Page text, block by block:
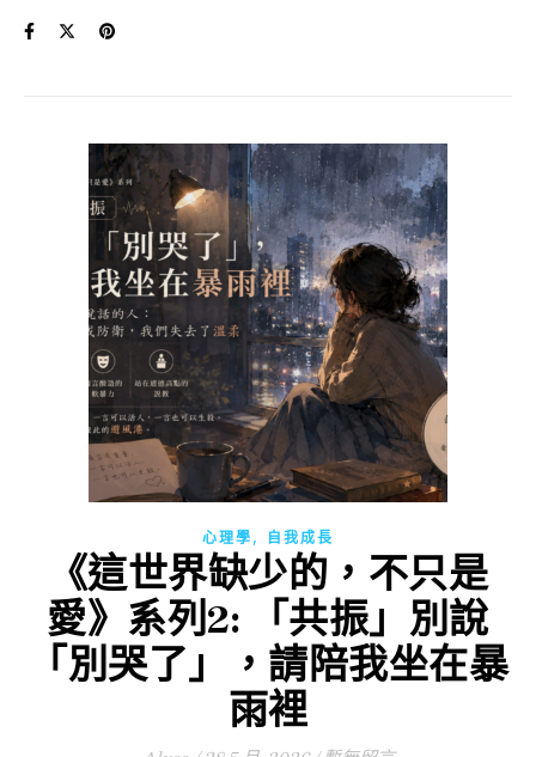
心理學, 自我成長
《這世界缺少的，不只是
愛》系列2: 「共振」別說
「別哭了」，請陪我坐在暴
雨裡